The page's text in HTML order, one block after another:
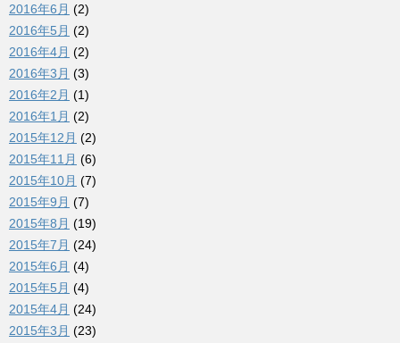
2016年6月 (2)
2016年5月 (2)
2016年4月 (2)
2016年3月 (3)
2016年2月 (1)
2016年1月 (2)
2015年12月 (2)
2015年11月 (6)
2015年10月 (7)
2015年9月 (7)
2015年8月 (19)
2015年7月 (24)
2015年6月 (4)
2015年5月 (4)
2015年4月 (24)
2015年3月 (23)